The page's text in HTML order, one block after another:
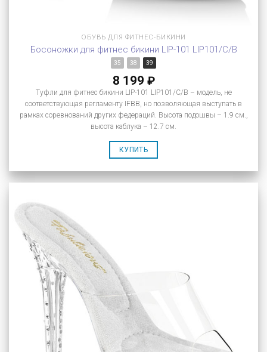
ОБУВЬ ДЛЯ ФИТНЕС-БИКИНИ
Босоножки для фитнес бикини LIP-101 LIP101/C/B
35 38 39
8 199 ₽
Туфли для фитнес бикини LIP-101 LIP101/C/B – модель, не
соответствующая регламенту IFBB, но позволяющая выступать в
рамках соревнований других федераций. Высота подошвы – 1.9 см.,
высота каблука – 12.7 см.
КУПИТЬ